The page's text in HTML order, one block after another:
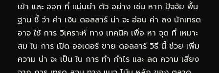
เข้า และ ออก ที่ แม่นยำ ตัว อย่าง เช่น หาก ปัจจัย พื้น
ฐาน ชี้ ว่า ค่า เงิน ดอลลาร์ น่า จะ อ่อน ค่า ลง นักเทรด
อาจ ใช้ การ วิเคราะห์ ทาง เทคนิค เพื่อ หา จุด ที่ เหมาะ
สม ใน การ เปิด ออเดอร์ ขาย ดอลลาร์ วิธี นี้ ช่วย เพิ่ม
ความ น่า จะ เป็น ใน การ ทำ กำไร และ ลด ความ เสี่ยง